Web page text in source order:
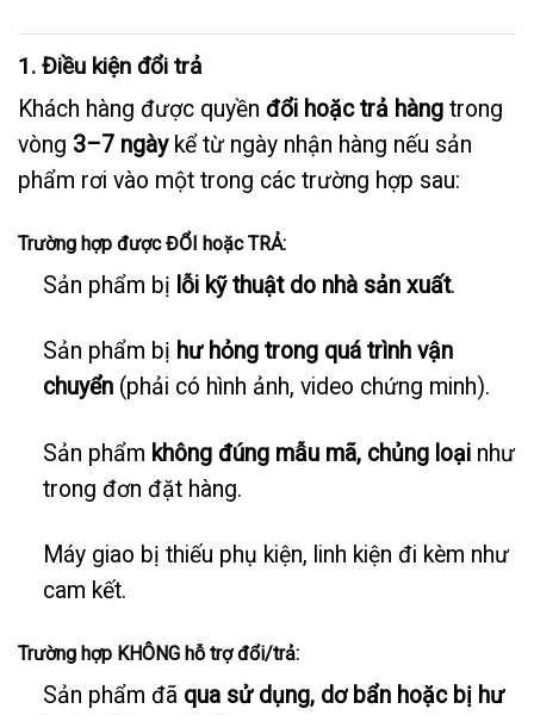
1. Điều kiện đổi trả
Khách hàng được quyền đổi hoặc trả hàng trong
vòng 3–7 ngàykể từ ngày nhận hàng nếu sản
phẩm rơi vào một trong các trường hợp sau:
Trường hợp được ĐỔI hoặc TRẢ:
Sản phẩm bị lỗi kỹ thuật do nhà sản xuất.
Sản phẩm bị hư hỏng trong quá trình vận
chuyển(phải có hình ảnh, video chứng minh).
Sản phẩm không đúng mẫu mã, chủng loạinhư
trong đơn đặt hàng.
Máy giao bị thiếu phụ kiện, linh kiện đi kèm như
cam kết.
Trường hợp KHÔNG hỗ trợ đổi/trả:
Sản phẩm đã qua sử dụng, dơ bẩn hoặc bị hư